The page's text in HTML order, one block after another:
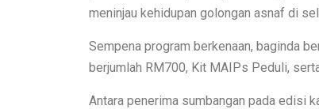
meninjau kehidupan golongan asnaf di
Sempena program berkenaan, baginda
berjumlah RM700, Kit MAIPs Peduli,
Antara penerima sumbangan pada edisi